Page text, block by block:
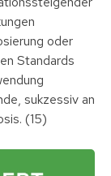
oder
Standards
sukzessiv an
(15)